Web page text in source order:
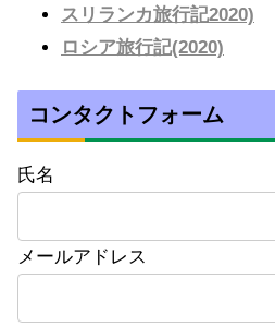
スリランカ旅行記2020)
ロシア旅行記(2020)
コンタクトフォーム
氏名
メールアドレス